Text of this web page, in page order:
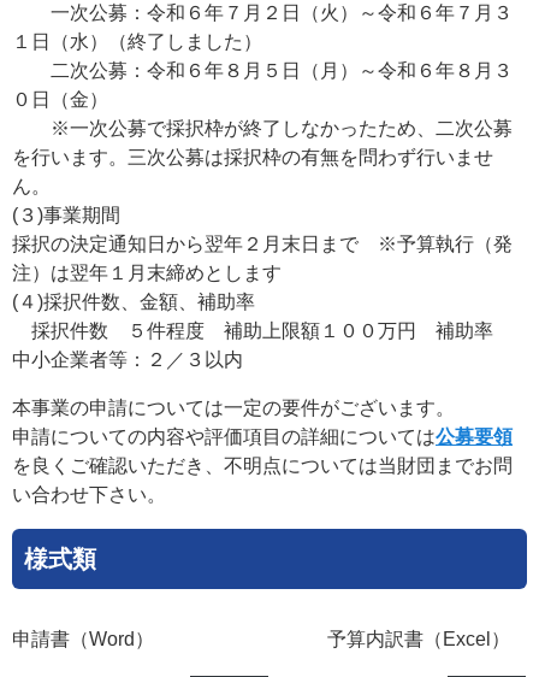
一次公募：令和６年７月２日（火）～令和６年７月３
１日（水）（終了しました）
二次公募：令和６年８月５日（月）～令和６年８月３
０日（金）
※一次公募で採択枠が終了しなかったため、二次公募
を行います。三次公募は採択枠の有無を問わず行いませ
ん。
(３)事業期間
採択の決定通知日から翌年２月末日まで ※予算執行（発
注）は翌年１月末締めとします
(４)採択件数、金額、補助率
採択件数 ５件程度 補助上限額１００万円 補助率
中小企業者等：２／３以内
本事業の申請については一定の要件がございます。
申請についての内容や評価項目の詳細については公募要領
を良くご確認いただき、不明点については当財団までお問
い合わせ下さい。
様式類
申請書（Word） 予算内訳書（Excel）